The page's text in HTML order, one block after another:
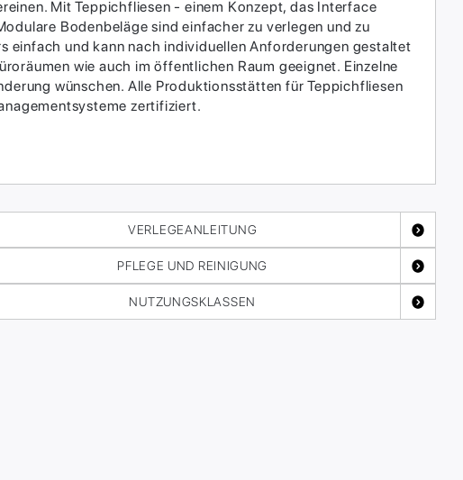
Mit Teppichfliesen - einem Konzept, das Interface
Bodenbeläge sind einfacher zu verlegen und zu
einfach und kann nach individuellen Anforderungen gestaltet
wie auch im öffentlichen Raum geeignet. Einzelne
wünschen. Alle Produktionsstätten für Teppichfliesen
zertifiziert.
VERLEGEANLEITUNG
PFLEGE UND REINIGUNG
NUTZUNGSKLASSEN